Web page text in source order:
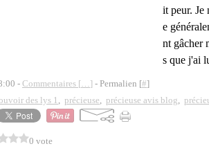
it peur. Je
e
nt gâcher
s que j'ai
- Commentaires […] - Permalien [#]
des lys 1, précieuse, précieuse avis blog,
0 vote